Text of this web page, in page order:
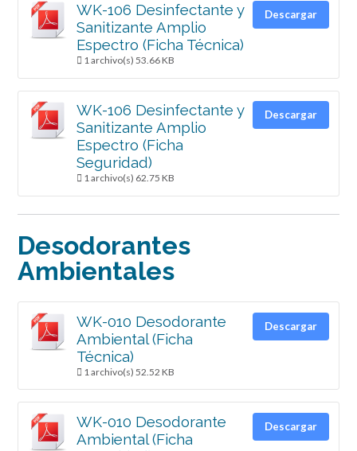
WK-106 Desinfectante y
Sanitizante Amplio
Espectro (Ficha Técnica)
1 archivo(s) 53.66 KB
Descargar
WK-106 Desinfectante y
Sanitizante Amplio
Espectro (Ficha
Seguridad)
1 archivo(s) 62.75 KB
Descargar
Desodorantes
Ambientales
WK-010 Desodorante
Ambiental (Ficha
Técnica)
1 archivo(s) 52.52 KB
Descargar
WK-010 Desodorante
Ambiental (Ficha
Descargar